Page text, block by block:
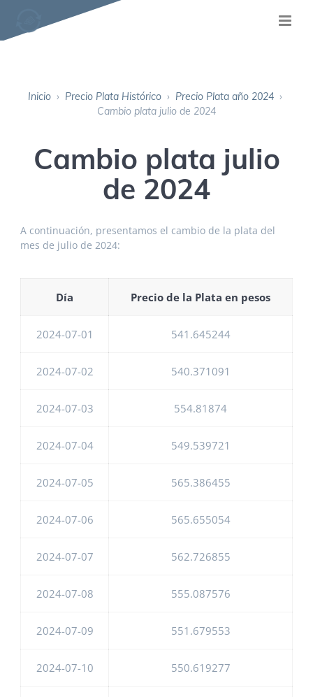
Inicio › Precio Plata Histórico › Precio Plata año 2024 ›
Cambio plata julio de 2024
Cambio plata julio
de 2024
A continuación, presentamos el cambio de la plata del
mes de julio de 2024:
Día Precio de la Plata en pesos
2024-07-01 541.645244
2024-07-02 540.371091
2024-07-03 554.81874
2024-07-04 549.539721
2024-07-05 565.386455
2024-07-06 565.655054
2024-07-07 562.726855
2024-07-08 555.087576
2024-07-09 551.679553
2024-07-10 550.619277